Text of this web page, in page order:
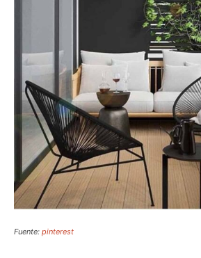
Fuente: pinterest